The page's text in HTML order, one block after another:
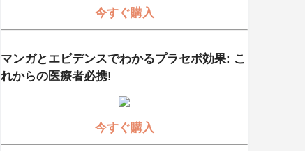
今すぐ購入
マンガとエビデンスでわかるプラセボ効果: こ
れからの医療者必携!
今すぐ購入